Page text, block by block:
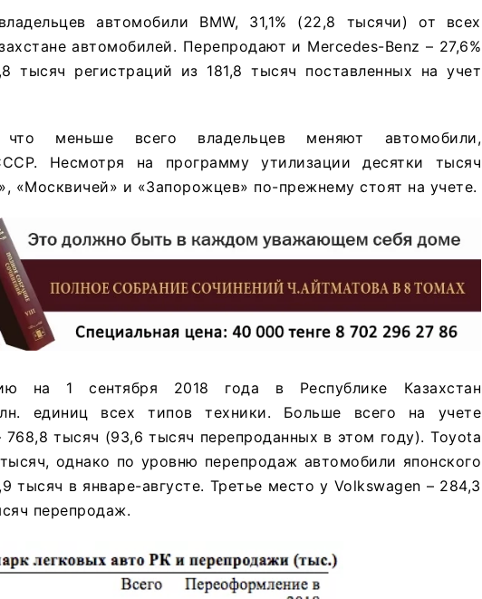
автомобили BMW, 31,1% (22,8 тысячи) от всех
автомобилей. Перепродают и Mercedes-Benz – 27,6%
тысяч регистраций из 181,8 тысяч поставленных на учет
что меньше всего владельцев меняют автомобили,
Несмотря на программу утилизации десятки тысяч
«Москвичей» и «Запорожцев» по-прежнему стоят на учете.
на 1 сентября 2018 года в Республике Казахстан
единиц всех типов техники. Больше всего на учете
тысяч (93,6 тысяч перепроданных в этом году). Toyota
однако по уровню перепродаж автомобили японского
тысяч в январе-августе. Третье место у Volkswagen – 284,3
перепродаж.